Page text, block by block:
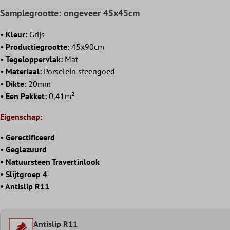
Samplegrootte: ongeveer 45x45cm
• Kleur: Grijs
• Productiegrootte: 45x90cm
• Tegeloppervlak: Mat
• Materiaal: Porselein steengoed
• Dikte: 20mm
• Een Pakket: 0,41m²
Eigenschap:
• Gerectificeerd
• Geglazuurd
• Natuursteen Travertinlook
• Slijtgroep 4
• Antislip R11
Antislip R11